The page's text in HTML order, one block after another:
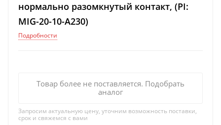
нормально разомкнутый контакт, (PI:
MIG-20-10-A230)
Подробности
Товар более не поставляется. Подобрать
аналог
Запросим актуальную цену, уточним возможность поставки,
срок и свяжемся с вами